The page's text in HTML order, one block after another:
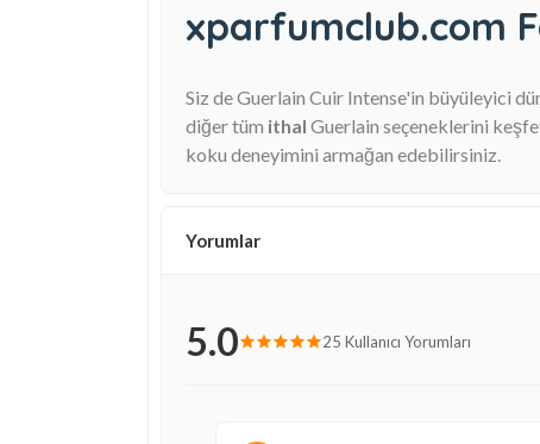
xparfumclub.com
Siz de Guerlain Cuir Intense'in büyüleyici
diğer tüm ithal Guerlain seçeneklerini
koku deneyimini armağan edebilirsiniz.
Yorumlar
5.0 25 Kullanıcı Yorumları